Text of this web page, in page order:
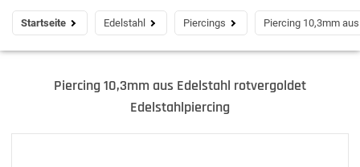
Startseite Edelstahl Piercings Piercing 10,3mm
Piercing 10,3mm aus Edelstahl rotvergoldet
Edelstahlpiercing